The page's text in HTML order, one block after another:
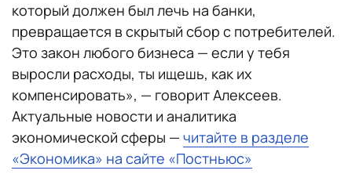
который должен был лечь на банки,
превращается в скрытый сбор с потребителей.
Это закон любого бизнеса — если у тебя
выросли расходы, ты ищешь, как их
компенсировать», — говорит Алексеев.
Актуальные новости и аналитика
экономической сферы — читайте в разделе
«Экономика» на сайте «Постньюс»